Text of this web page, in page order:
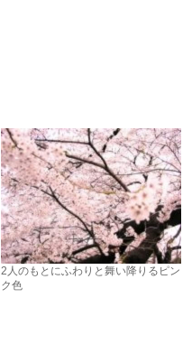
2人のもとにふわりと舞い降りるピン
ク色